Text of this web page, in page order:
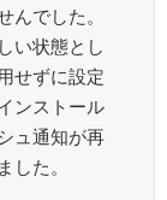
でした。
い状態とし
せずに設定
ンストール
ュ通知が再
た。